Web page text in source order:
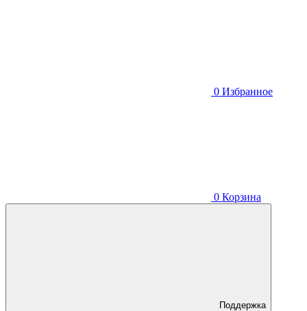
0 Избранное
0 Корзина
Поддержка